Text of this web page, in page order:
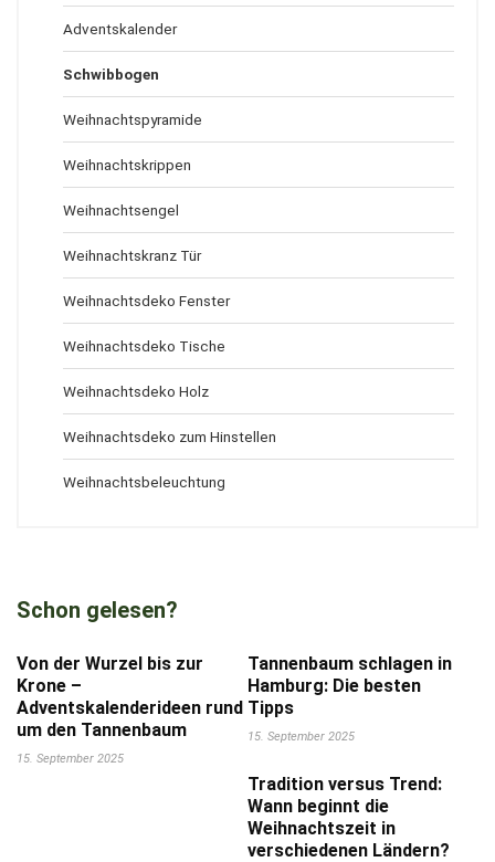
Adventskalender
Schwibbogen
Weihnachtspyramide
Weihnachtskrippen
Weihnachtsengel
Weihnachtskranz Tür
Weihnachtsdeko Fenster
Weihnachtsdeko Tische
Weihnachtsdeko Holz
Weihnachtsdeko zum Hinstellen
Weihnachtsbeleuchtung
Schon gelesen?
Von der Wurzel bis zur
Krone –
Adventskalenderideen rund
um den Tannenbaum
15. September 2025
Tannenbaum schlagen in
Hamburg: Die besten
Tipps
15. September 2025
Tradition versus Trend:
Wann beginnt die
Weihnachtszeit in
verschiedenen Ländern?